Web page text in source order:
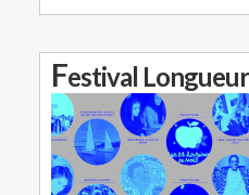
Festival